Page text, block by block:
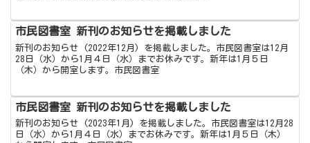
市民図書室 新刊のお知らせを掲載しました
新刊のお知らせ (2022年12月) を掲載しました。市民図書室は12月
28日（水）から1月４日（水）までお休みです。新年は1月５日
（木）から開室します。市民図書室
市民図書室 新刊のお知らせを掲載しました
新刊のお知らせ (2023年1月) を掲載しました。市民図書室は12月28
日（水）から1月４日（水）までお休みです。新年は1月５日（木）